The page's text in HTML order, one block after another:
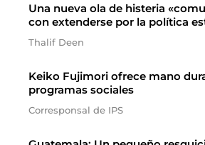
Una nueva ola de histeria
con extenderse por la política
Thalif Deen
Keiko Fujimori ofrece mano
programas sociales
Corresponsal de IPS